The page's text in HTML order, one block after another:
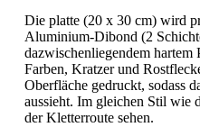
Die platte (20 x 30 cm) wird
Aluminium-Dibond (2
dazwischenliegendem
Farben, Kratzer und
Oberfläche gedruckt, sodass
aussieht. Im gleichen Stil wie
der Kletterroute sehen.